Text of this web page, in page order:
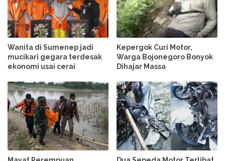
Wanita di Sumenep jadi
mucikari gegara terdesak
ekonomi usai cerai
Kepergok Curi Motor,
Warga Bojonegoro Bonyok
Dihajar Massa